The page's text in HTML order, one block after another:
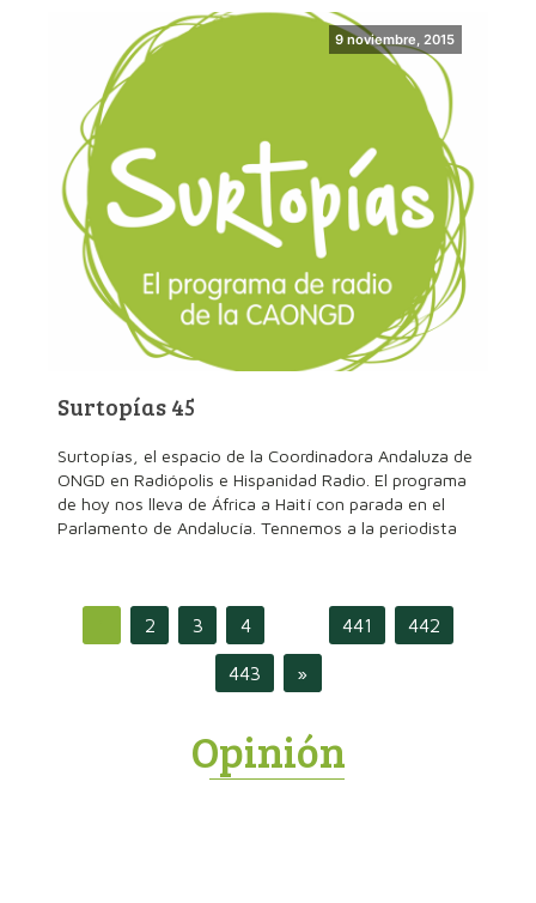
9 noviembre, 2015
Surtopías 45
Surtopías, el espacio de la Coordinadora Andaluza de
ONGD en Radiópolis e Hispanidad Radio. El programa
de hoy nos lleva de África a Haití con parada en el
Parlamento de Andalucía. Tennemos a la periodista
2 3 4 441 442
443 »
Opinión